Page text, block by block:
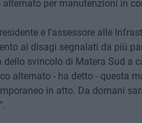
per manutenzioni in
e l'assessore alle
ai disagi segnalati da più
svincolo di Matera Sud a
alternato - ha detto - questa
in atto. Da domani